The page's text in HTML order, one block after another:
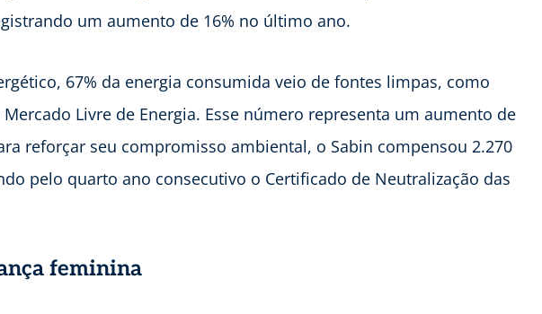
um aumento de 16% no último ano.
67% da energia consumida veio de fontes limpas, como
Livre de Energia. Esse número representa um aumento de
reforçar seu compromisso ambiental, o Sabin compensou 2.270
pelo quarto ano consecutivo o Certificado de Neutralização das
feminina